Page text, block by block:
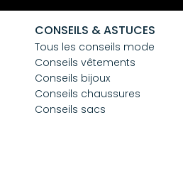
CONSEILS & ASTUCES
Tous les conseils mode
Conseils vêtements
Conseils bijoux
Conseils chaussures
Conseils sacs